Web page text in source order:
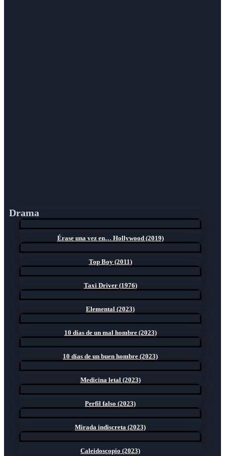
Drama
Érase una vez en… Hollywood (2019)
Top Boy (2011)
Taxi Driver (1976)
Elemental (2023)
10 días de un mal hombre (2023)
10 días de un buen hombre (2023)
Medicina letal (2023)
Perfil falso (2023)
Mirada indiscreta (2023)
Caleidoscopio (2023)